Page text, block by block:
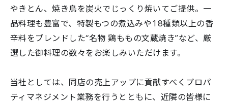
やきとん、焼き鳥を炭火でじっくり焼いてご提供。一
品料理も豊富で、特製もつの煮込みや18種類以上の香
辛料をブレンドした“名物 鶏ももの文蔵焼き”など、厳
選した御料理の数々をお楽しみいただけます。
当社としては、同店の売上アップに貢献すべくプロパ
ティマネジメント業務を行うとともに、近隣の皆様に